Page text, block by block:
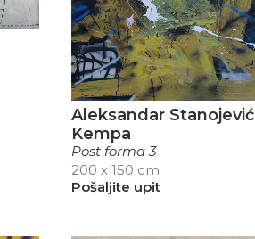
Aleksandar Stanojević
Kempa
Post forma 3
200 x 150 cm
Pošaljite upit